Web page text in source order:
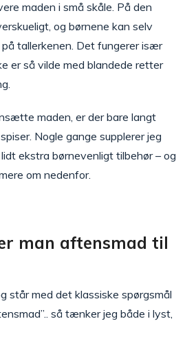
maden i små skåle. På den
og børnene kan selv
tallerkenen. Det fungerer især
er så vilde med blandede retter
maden, er der bare langt
Nogle gange supplerer jeg
ekstra børnevenligt tilbehør – og
om nedenfor.
man aftensmad til
står med det klassiske spørgsmål
så tænker jeg både i lyst,